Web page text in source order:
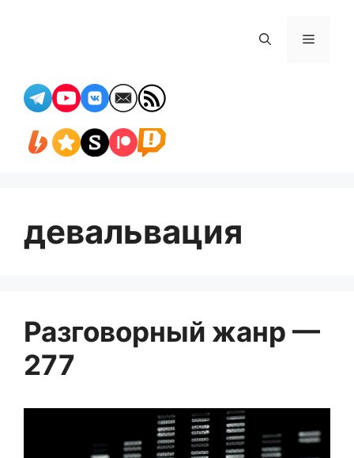
Меню
девальвация
Разговорный жанр —
277